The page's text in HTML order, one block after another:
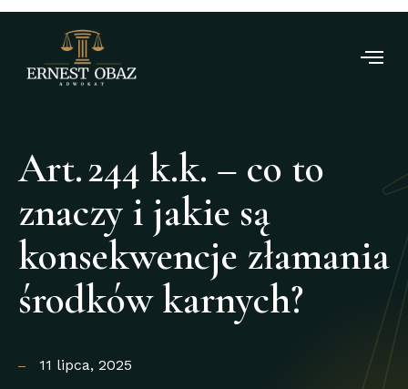
Art. 244 k.k. – co to
znaczy i jakie są
konsekwencje złamania
środków karnych?
11 lipca, 2025